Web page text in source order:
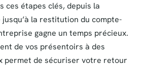
ces étapes clés, depuis la
jusqu’à la restitution du compte-
gagne un temps précieux.
de vos présentoirs à des
permet de sécuriser votre retour